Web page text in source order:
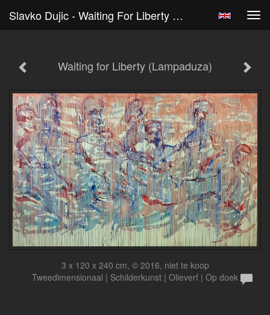
Slavko Dujic - Waiting For Liberty (Lampaduza)
Waiting for Liberty (Lampaduza)
3 x 120 x 240 cm, © 2016, niet te koop
Tweedimensionaal | Schilderkunst | Olieverf | Op doek